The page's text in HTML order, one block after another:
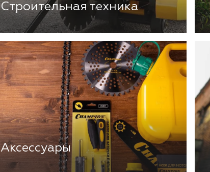
Строительная техника
Аксессуары